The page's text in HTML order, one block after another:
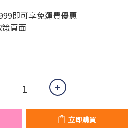
即可享免運費優惠
策頁面
立即購買